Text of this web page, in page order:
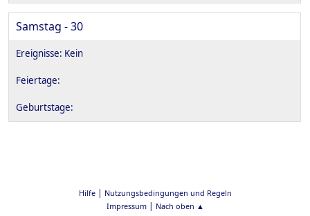
Samstag - 30
Hilfe| Nutzungsbedingungen und Regeln
Impressum| Nach oben ▲